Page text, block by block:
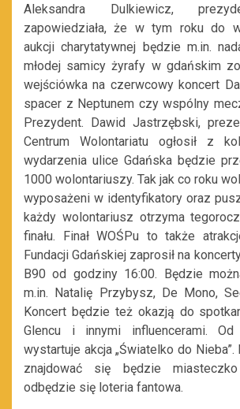
Aleksandra Dulkiewicz,
zapowiedziała, że w tym roku do
aukcji charytatywnej będzie m.in.
młodej samicy żyrafy w gdańskim
wejściówka na czerwcowy koncert
spacer z Neptunem czy wspólny
Prezydent. Dawid Jastrzębski,
Centrum Wolontariatu ogłosił z
wydarzenia ulice Gdańska będzie
1000 wolontariuszy. Tak jak co roku
wyposażeni w identyfikatory oraz
każdy wolontariusz otrzyma
finału. Finał WOŚPu to także
Fundacji Gdańskiej zaprosił na
B90 od godziny 16:00. Będzie
m.in. Natalię Przybysz, De Mono,
Koncert będzie też okazją do
Glencu i innymi influencerami.
wystartuje akcja „Światelko do
znajdować się będzie
odbędzie się loteria fantowa.